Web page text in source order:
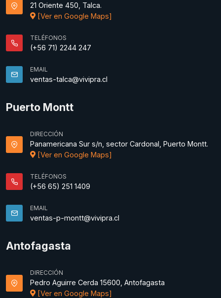
21 Oriente 450, Talca.
[Ver en Google Maps]
TELÉFONOS
(+56 71) 2244 247
EMAIL
ventas-talca@vivipra.cl
Puerto Montt
DIRECCIÓN
Panamericana Sur s/n, sector Cardonal, Puerto Montt.
[Ver en Google Maps]
TELÉFONOS
(+56 65) 251 1409
EMAIL
ventas-p-montt@vivipra.cl
Antofagasta
DIRECCIÓN
Pedro Aguirre Cerda 15600, Antofagasta
[Ver en Google Maps]